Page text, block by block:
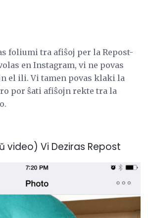
foliumi tra afiŝoj per la Repost-
en Instagram, vi ne povas
el ili. Vi tamen povas klaki la
por ŝati afiŝojn rekte tra la
video) Vi Deziras Repost